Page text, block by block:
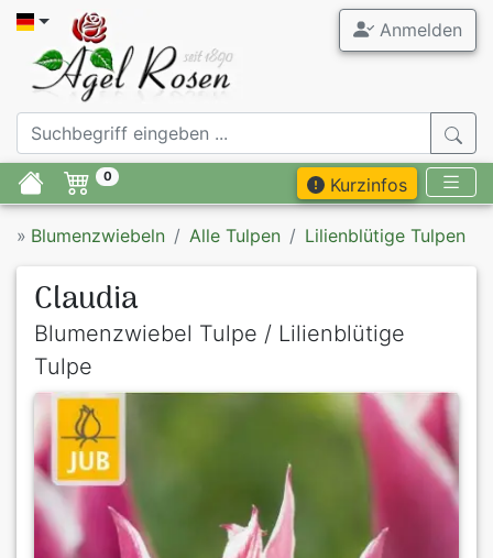
Anmelden
0 Kurzinfos
» Blumenzwiebeln Alle Tulpen Lilienblütige Tulpen
Claudia
Blumenzwiebel Tulpe / Lilienblütige
Tulpe